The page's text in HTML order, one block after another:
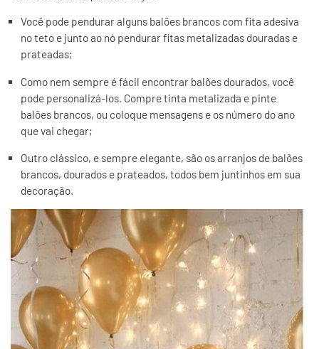
Você pode pendurar alguns balões brancos com fita adesiva
no teto e junto ao nó pendurar fitas metalizadas douradas e
prateadas;
Como nem sempre é fácil encontrar balões dourados, você
pode personalizá-los. Compre tinta metalizada e pinte
balões brancos, ou coloque mensagens e os número do ano
que vai chegar;
Outro clássico, e sempre elegante, são os arranjos de balões
brancos, dourados e prateados, todos bem juntinhos em sua
decoração.